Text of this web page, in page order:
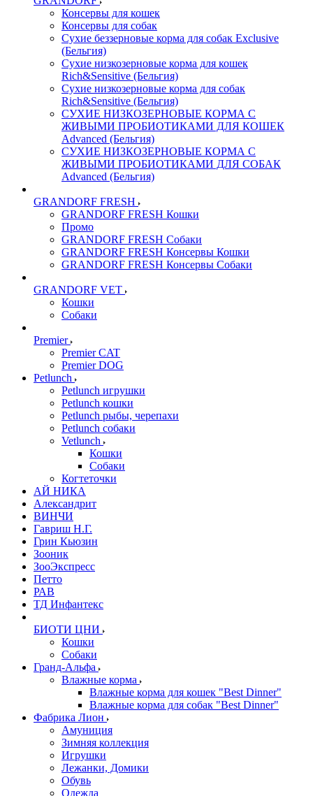
Консервы для кошек
Консервы для собак
Сухие беззерновые корма для собак Exclusive
(Бельгия)
Сухие низкозерновые корма для кошек
Rich&Sensitive (Бельгия)
Сухие низкозерновые корма для собак
Rich&Sensitive (Бельгия)
СУХИЕ НИЗКОЗЕРНОВЫЕ КОРМА С
ЖИВЫМИ ПРОБИОТИКАМИ ДЛЯ КОШЕК
Advanced (Бельгия)
СУХИЕ НИЗКОЗЕРНОВЫЕ КОРМА С
ЖИВЫМИ ПРОБИОТИКАМИ ДЛЯ СОБАК
Advanced (Бельгия)
GRANDORF FRESH
GRANDORF FRESH Кошки
Промо
GRANDORF FRESH Собаки
GRANDORF FRESH Консервы Кошки
GRANDORF FRESH Консервы Собаки
GRANDORF VET
Кошки
Собаки
Premier
Premier CAT
Premier DOG
Petlunch
Petlunch игрушки
Petlunch кошки
Petlunch рыбы, черепахи
Petlunch собаки
Vetlunch
Кошки
Собаки
Когтеточки
АЙ НИКА
Александрит
ВИНЧИ
Гавриш Н.Г.
Грин Кьюзин
Зооник
ЗооЭкспресс
Петто
РАВ
ТД Инфантекс
БИОТИ ЦНИ
Кошки
Собаки
Гранд-Альфа
Влажные корма
Влажные корма для кошек "Best Dinner"
Влажные корма для собак "Best Dinner"
Фабрика Лион
Амуниция
Зимняя коллекция
Игрушки
Лежанки, Домики
Обувь
Одежда